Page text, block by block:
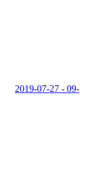
2019-07-27 - 09-